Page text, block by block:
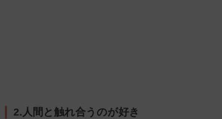
2.人間と触れ合うのが好き